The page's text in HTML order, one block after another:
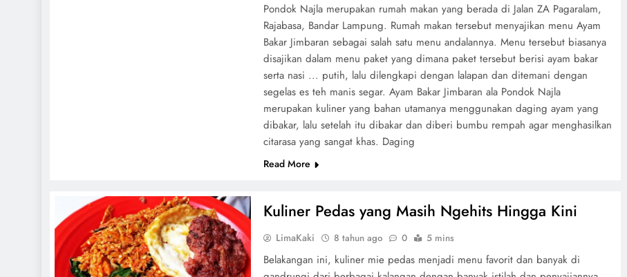
Pondok Najla merupakan rumah makan yang berada di Jalan ZA Pagaralam,
Rajabasa, Bandar Lampung. Rumah makan tersebut menyajikan menu Ayam
Bakar Jimbaran sebagai salah satu menu andalannya. Menu tersebut biasanya
disajikan dalam menu paket yang dimana paket tersebut berisi ayam bakar
serta nasi ... putih, lalu dilengkapi dengan lalapan dan ditemani dengan
segelas es teh manis segar. Ayam Bakar Jimbaran ala Pondok Najla
merupakan kuliner yang bahan utamanya menggunakan daging ayam yang
dibakar, lalu setelah itu dibakar dan diberi bumbu rempah agar menghasilkan
citarasa yang sangat khas. Daging
Read More
Kuliner Pedas yang Masih Ngehits Hingga Kini
LimaKaki 8 tahun ago 0 5 mins
Belakangan ini, kuliner mie pedas menjadi menu favorit dan banyak di